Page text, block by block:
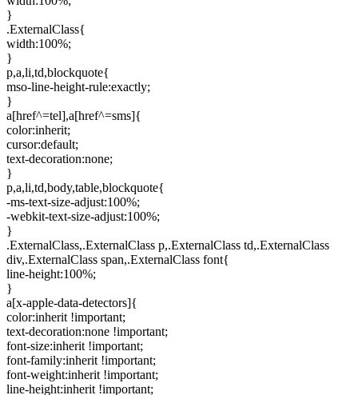
}
.ExternalClass{
width:100%;
}
p,a,li,td,blockquote{
mso-line-height-rule:exactly;
}
a[href^=tel],a[href^=sms]{
color:inherit;
cursor:default;
text-decoration:none;
}
p,a,li,td,body,table,blockquote{
-ms-text-size-adjust:100%;
-webkit-text-size-adjust:100%;
}
.ExternalClass,.ExternalClass p,.ExternalClass td,.ExternalClass
div,.ExternalClass span,.ExternalClass font{
line-height:100%;
}
a[x-apple-data-detectors]{
color:inherit !important;
text-decoration:none !important;
font-size:inherit !important;
font-family:inherit !important;
font-weight:inherit !important;
line-height:inherit !important;